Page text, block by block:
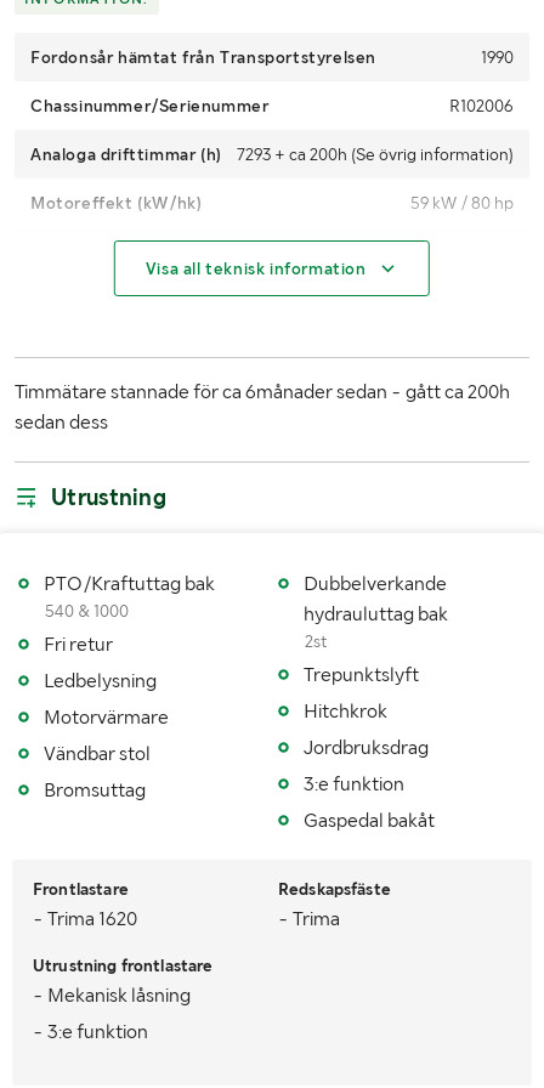
Fordonsår hämtat från Transportstyrelsen 1990
Chassinummer/Serienummer R102006
Analoga drifttimmar (h) 7293 + ca 200h (Se övrig information)
Motoreffekt (kW/hk) 59 kW / 80 hp
Drivmedel
Dimensioner däck bak 16.9-34
Fordonsstatus
MÅTT OCH VIKT:
Lastvikt (kg)
Totalvikt (kg)
Visa all teknisk information
Timmätare stannade för ca 6månader sedan - gått ca 200h
sedan dess
Utrustning
PTO/Kraftuttag bak
540 & 1000
Fri retur
Ledbelysning
Motorvärmare
Vändbar stol
Bromsuttag
Dubbelverkande
hydrauluttag bak
2st
Trepunktslyft
Hitchkrok
Jordbruksdrag
3:e funktion
Gaspedal bakåt
Frontlastare
- Trima 1620
Utrustning frontlastare
- Mekanisk låsning
- 3:e funktion
Redskapsfäste
- Trima